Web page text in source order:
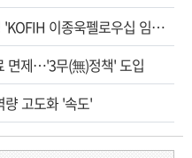
이종욱펠로우십 임상연수' 시작
면제…'3무(無)정책' 도입
량 고도화 '속도'